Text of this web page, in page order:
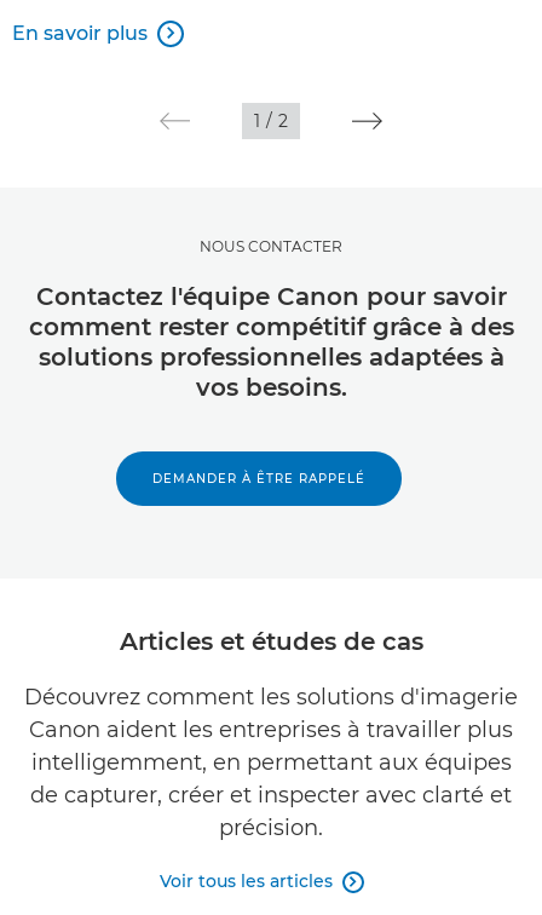
En savoir plus 
1 / 2
NOUS CONTACTER
Contactez l'équipe Canon pour savoir
comment rester compétitif grâce à des
solutions professionnelles adaptées à
vos besoins.
DEMANDER À ÊTRE RAPPELÉ
Articles et études de cas
Découvrez comment les solutions d'imagerie
Canon aident les entreprises à travailler plus
intelligemment, en permettant aux équipes
de capturer, créer et inspecter avec clarté et
précision.
Voir tous les articles 